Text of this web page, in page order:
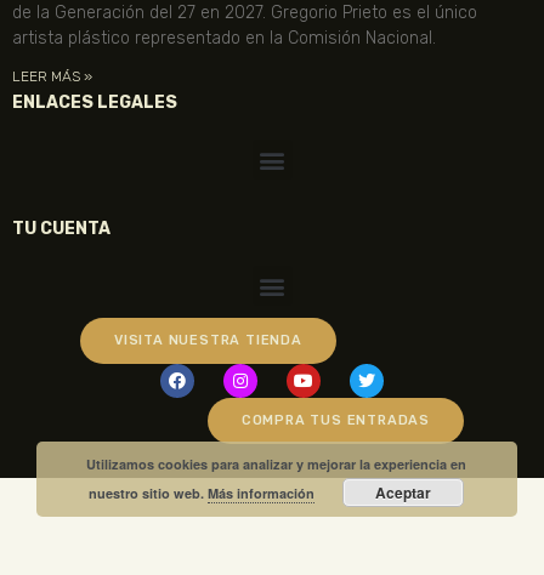
de la Generación del 27 en 2027. Gregorio Prieto es el único
artista plástico representado en la Comisión Nacional.
LEER MÁS »
ENLACES LEGALES
TU CUENTA
VISITA NUESTRA TIENDA
COMPRA TUS ENTRADAS
Utilizamos cookies para analizar y mejorar la experiencia en
nuestro sitio web.Más información Aceptar